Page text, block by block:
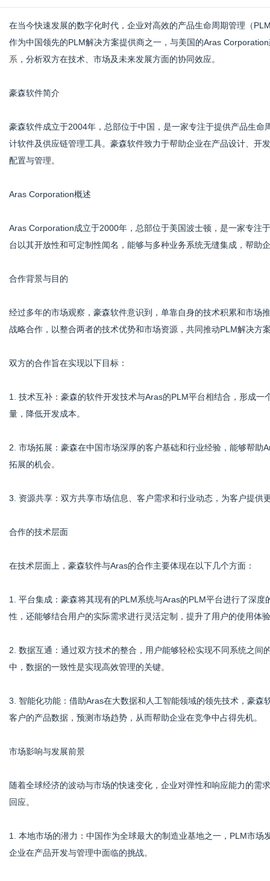
在当今快速发展的数字化时代，企业对高效的产品生命周期管理（
作为中国领先的PLM解决方案提供商之一，与美国的Aras
系 ，分析双方在技术、市场及未来发展方面的协同效应。
豪森软件简介
豪森软件成立于2004年，总部位于中国，是一家专注于提供产品生
计软件及供应链管理工具。豪森软件致力于帮助企业在产品设计、开
配置与管理。
Aras Corporation概述
Aras Corporation成立于2000年，总部位于美国波士顿，是一家专注
台以其开放性和可定制性闻名，能够与多种业务系统无缝集成，帮助
合作背景与目的
经过多年的市场观察，豪森软件意识到，单靠自身的技术积累和市场
战略合作，以整合两者的技术优势和市场资源，共同推动PLM解决方
双方的合作旨在实现以下目标：
1. 技术互补：豪森的软件开发技术与Aras的PLM平台相结合，形成
量，降低开发成本。
2. 市场拓展：豪森在中国市场深厚的客户基础和行业经验，能够帮
拓展的机会。
3. 资源共享：双方共享市场信息、客户需求和行业动态，为客户提供
合作的技术层面
在技术层面上，豪森软件与Aras的合作主要体现在以下几个方面：
1. 平台集成：豪森将其现有的PLM系统与Aras的PLM平台进行了深
性，还能够结合用户的实际需求进行灵活定制，提升了用户的使用体
2. 数据互通：通过双方技术的整合，用户能够轻松实现不同系统之
中，数据的一致性是实现高效管理的关键。
3. 智能化功能：借助Aras在大数据和人工智能领域的领先技术，豪
客户的产品数据，预测市场趋势，从而帮助企业在竞争中占得先机。
市场影响与发展前景
随着全球经济的波动与市场的快速变化，企业对弹性和响应能力的需
回应。
1. 本地市场的潜力：中国作为全球最大的制造业基地之一，PLM市
企业在产品开发与管理中面临的挑战。